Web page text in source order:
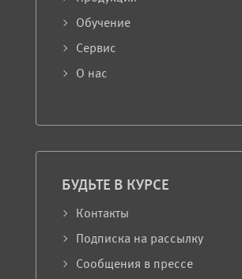
Обучение
Сервис
О нас
БУДЬТЕ В КУРСЕ
Контакты
Подписка на рассылку
Сообщения в прессе